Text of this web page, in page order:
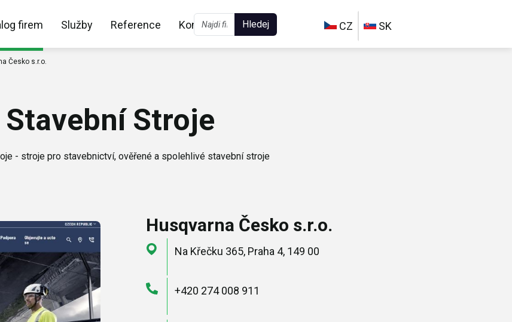
firem Služby Reference Kontakt Hledej CZ SK
Česko s.r.o.
Stavební Stroje
- stroje pro stavebnictví, ověřené a spolehlivé stavební stroje
Husqvarna Česko s.r.o.
Na Křečku 365, Praha 4, 149 00
+420 274 008 911